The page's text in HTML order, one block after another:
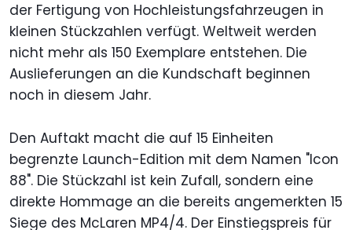
der Fertigung von Hochleistungsfahrzeugen in
kleinen Stückzahlen verfügt. Weltweit werden
nicht mehr als 150 Exemplare entstehen. Die
Auslieferungen an die Kundschaft beginnen
noch in diesem Jahr.
Den Auftakt macht die auf 15 Einheiten
begrenzte Launch-Edition mit dem Namen "Icon
88". Die Stückzahl ist kein Zufall, sondern eine
direkte Hommage an die bereits angemerkten 15
Siege des McLaren MP4/4. Der Einstiegspreis für